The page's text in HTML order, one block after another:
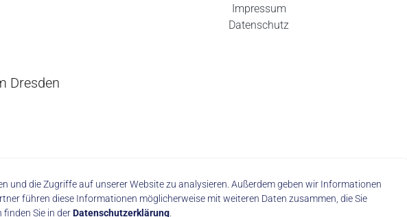
Impressum
Datenschutz
Dresden
und die Zugriffe auf unserer Website zu analysieren. Außerdem geben wir Informationen
führen diese Informationen möglicherweise mit weiteren Daten zusammen, die Sie
Sie in derDatenschutzerklärung